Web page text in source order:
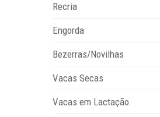
Recria
Engorda
Bezerras/Novilhas
Vacas Secas
Vacas em Lactação